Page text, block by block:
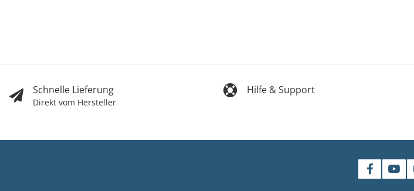
Schnelle Lieferung
Direkt vom Hersteller
Hilfe & Support